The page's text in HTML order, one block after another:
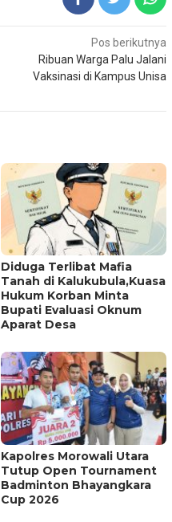
Pos berikutnya
Ribuan Warga Palu Jalani
Vaksinasi di Kampus Unisa
Diduga Terlibat Mafia
Tanah di Kalukubula,Kuasa
Hukum Korban Minta
Bupati Evaluasi Oknum
Aparat Desa
Kapolres Morowali Utara
Tutup Open Tournament
Badminton Bhayangkara
Cup 2026